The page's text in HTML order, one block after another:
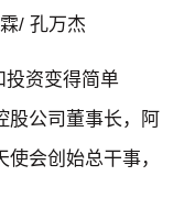
/ 孔万杰
投资变得简单
股公司董事长，阿
会创始总干事，